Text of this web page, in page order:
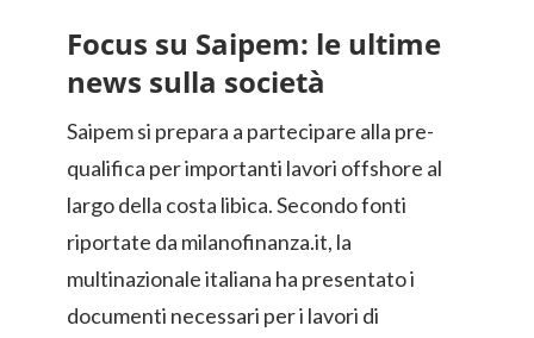
Focus su Saipem: le ultime
news sulla società
Saipem si prepara a partecipare alla pre-
qualifica per importanti lavori offshore al
largo della costa libica. Secondo fonti
riportate da milanofinanza.it, la
multinazionale italiana ha presentato i
documenti necessari per i lavori di